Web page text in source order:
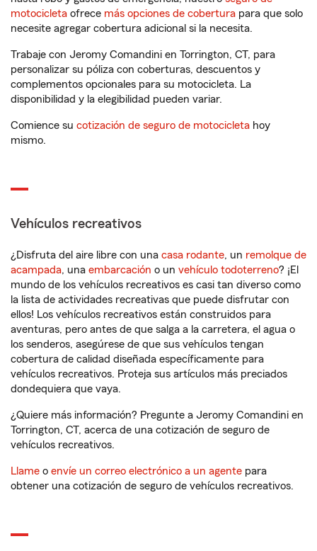
motocicleta ofrece más opciones de cobertura para que solo
necesite agregar cobertura adicional si la necesita.
Trabaje con Jeromy Comandini en Torrington, CT, para
personalizar su póliza con coberturas, descuentos y
complementos opcionales para su motocicleta. La
disponibilidad y la elegibilidad pueden variar.
Comience su cotización de seguro de motocicleta hoy
mismo.
Vehículos recreativos
¿Disfruta del aire libre con una casa rodante, un remolque de
acampada, una embarcación o un vehículo todoterreno? ¡El
mundo de los vehículos recreativos es casi tan diverso como
la lista de actividades recreativas que puede disfrutar con
ellos! Los vehículos recreativos están construidos para
aventuras, pero antes de que salga a la carretera, el agua o
los senderos, asegúrese de que sus vehículos tengan
cobertura de calidad diseñada específicamente para
vehículos recreativos. Proteja sus artículos más preciados
dondequiera que vaya.
¿Quiere más información? Pregunte a Jeromy Comandini en
Torrington, CT, acerca de una cotización de seguro de
vehículos recreativos.
Llame o envíe un correo electrónico a un agente para
obtener una cotización de seguro de vehículos recreativos.